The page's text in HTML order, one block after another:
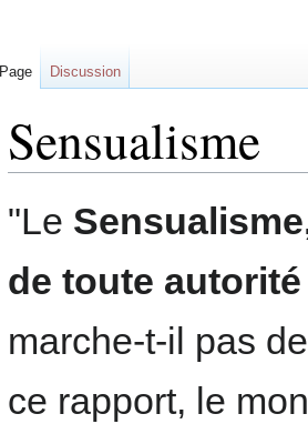
Sensualisme
navigation
recherche
"Le
de toute
marche-t-il pas
ce rapport, le
Page Discussion